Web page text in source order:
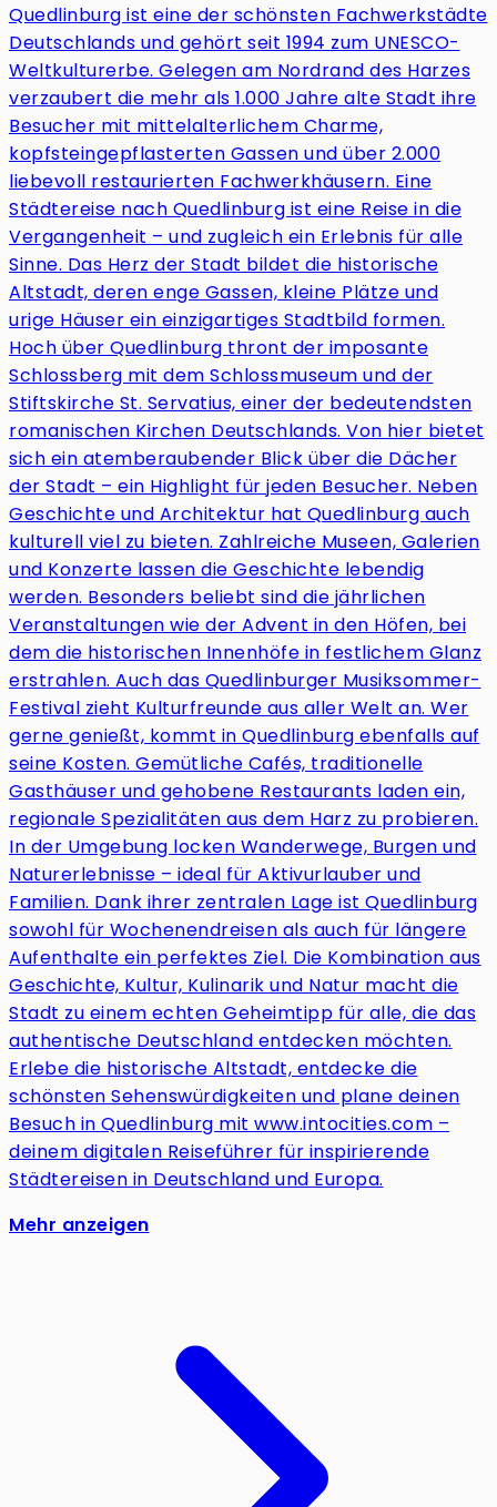
Quedlinburg ist eine der schönsten Fachwerkstädte
Deutschlands und gehört seit 1994 zum UNESCO-
Weltkulturerbe. Gelegen am Nordrand des Harzes
verzaubert die mehr als 1.000 Jahre alte Stadt ihre
Besucher mit mittelalterlichem Charme,
kopfsteingepflasterten Gassen und über 2.000
liebevoll restaurierten Fachwerkhäusern. Eine
Städtereise nach Quedlinburg ist eine Reise in die
Vergangenheit – und zugleich ein Erlebnis für alle
Sinne. Das Herz der Stadt bildet die historische
Altstadt, deren enge Gassen, kleine Plätze und
urige Häuser ein einzigartiges Stadtbild formen.
Hoch über Quedlinburg thront der imposante
Schlossberg mit dem Schlossmuseum und der
Stiftskirche St. Servatius, einer der bedeutendsten
romanischen Kirchen Deutschlands. Von hier bietet
sich ein atemberaubender Blick über die Dächer
der Stadt – ein Highlight für jeden Besucher. Neben
Geschichte und Architektur hat Quedlinburg auch
kulturell viel zu bieten. Zahlreiche Museen, Galerien
und Konzerte lassen die Geschichte lebendig
werden. Besonders beliebt sind die jährlichen
Veranstaltungen wie der Advent in den Höfen, bei
dem die historischen Innenhöfe in festlichem Glanz
erstrahlen. Auch das Quedlinburger Musiksommer-
Festival zieht Kulturfreunde aus aller Welt an. Wer
gerne genießt, kommt in Quedlinburg ebenfalls auf
seine Kosten. Gemütliche Cafés, traditionelle
Gasthäuser und gehobene Restaurants laden ein,
regionale Spezialitäten aus dem Harz zu probieren.
In der Umgebung locken Wanderwege, Burgen und
Naturerlebnisse – ideal für Aktivurlauber und
Familien. Dank ihrer zentralen Lage ist Quedlinburg
sowohl für Wochenendreisen als auch für längere
Aufenthalte ein perfektes Ziel. Die Kombination aus
Geschichte, Kultur, Kulinarik und Natur macht die
Stadt zu einem echten Geheimtipp für alle, die das
authentische Deutschland entdecken möchten.
Erlebe die historische Altstadt, entdecke die
schönsten Sehenswürdigkeiten und plane deinen
Besuch in Quedlinburg mit www.intocities.com –
deinem digitalen Reiseführer für inspirierende
Städtereisen in Deutschland und Europa.
Mehr anzeigen